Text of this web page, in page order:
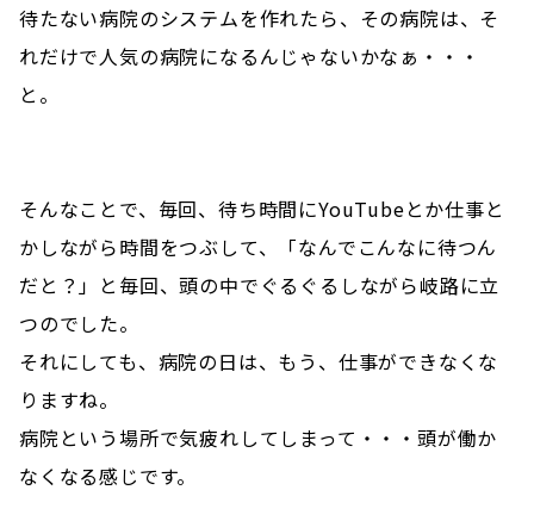
待たない病院のシステムを作れたら、その病院は、そ
れだけで人気の病院になるんじゃないかなぁ・・・
と。
そんなことで、毎回、待ち時間にYouTubeとか仕事と
かしながら時間をつぶして、「なんでこんなに待つん
だと？」と毎回、頭の中でぐるぐるしながら岐路に立
つのでした。
それにしても、病院の日は、もう、仕事ができなくな
りますね。
病院という場所で気疲れしてしまって・・・頭が働か
なくなる感じです。